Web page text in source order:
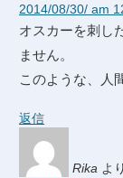
2014/08/30/ am
オスカーを刺し
ません。
このような、人
返信
Rika よ